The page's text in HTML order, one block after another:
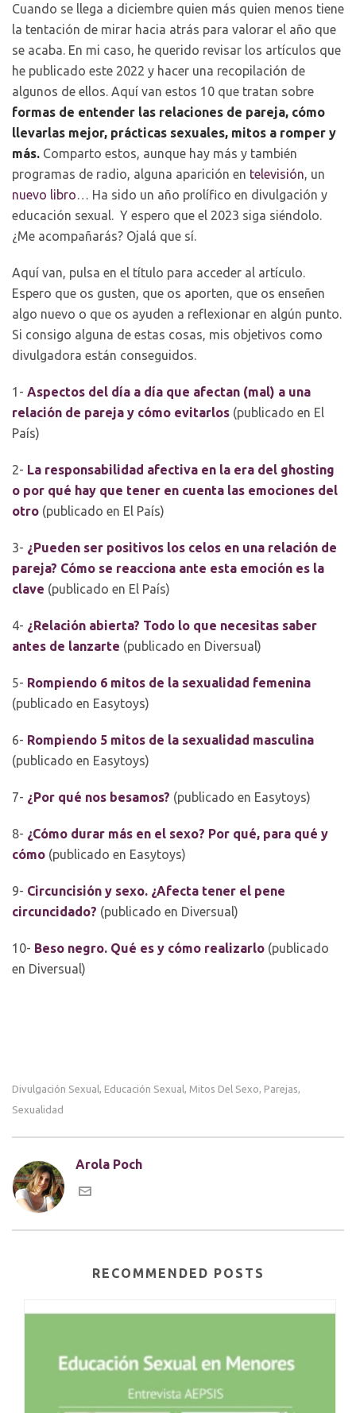
Cuando se llega a diciembre quien más quien menos tiene
la tentación de mirar hacia atrás para valorar el año que
se acaba. En mi caso, he querido revisar los artículos que
he publicado este 2022 y hacer una recopilación de
algunos de ellos. Aquí van estos 10 que tratan sobre
formas de entender las relaciones de pareja, cómo
llevarlas mejor, prácticas sexuales, mitos a romper y
más. Comparto estos, aunque hay más y también
programas de radio, alguna aparición en televisión, un
nuevo libro… Ha sido un año prolífico en divulgación y
educación sexual. Y espero que el 2023 siga siéndolo.
¿Me acompañarás? Ojalá que sí.
Aquí van, pulsa en el título para acceder al artículo.
Espero que os gusten, que os aporten, que os enseñen
algo nuevo o que os ayuden a reflexionar en algún punto.
Si consigo alguna de estas cosas, mis objetivos como
divulgadora están conseguidos.
1- Aspectos del día a día que afectan (mal) a una
relación de pareja y cómo evitarlos (publicado en El
País)
2- La responsabilidad afectiva en la era del ghosting
o por qué hay que tener en cuenta las emociones del
otro (publicado en El País)
3- ¿Pueden ser positivos los celos en una relación de
pareja? Cómo se reacciona ante esta emoción es la
clave (publicado en El País)
4- ¿Relación abierta? Todo lo que necesitas saber
antes de lanzarte (publicado en Diversual)
5- Rompiendo 6 mitos de la sexualidad femenina
(publicado en Easytoys)
6- Rompiendo 5 mitos de la sexualidad masculina
(publicado en Easytoys)
7- ¿Por qué nos besamos? (publicado en Easytoys)
8- ¿Cómo durar más en el sexo? Por qué, para qué y
cómo (publicado en Easytoys)
9- Circuncisión y sexo. ¿Afecta tener el pene
circuncidado? (publicado en Diversual)
10- Beso negro. Qué es y cómo realizarlo (publicado
en Diversual)
Divulgación Sexual, Educación Sexual, Mitos Del Sexo, Parejas,
Sexualidad
Arola Poch
RECOMMENDED POSTS